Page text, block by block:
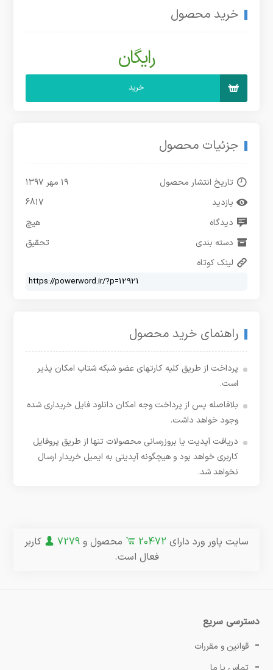
خرید محصول
رایگان
خرید
جزئیات محصول
تاریخ انتشار محصول
۱۹ مهر ۱۳۹۷
بازدید
6817
دیدگاه
هیچ
دسته بندی
تحقیق
لینک کوتاه
راهنمای خرید محصول
پرداخت از طریق کلیه کارتهای عضو شبکه شتاب امکان پذیر
است.
بلافاصله پس از پرداخت وجه امکان دانلود فایل خریداری شده
وجود خواهد داشت.
دریافت آپدیت یا بروزرسانی محصولات تنها از طریق پروفایل
کاربری خواهد بود و هیچگونه آپدیتی به ایمیل خریدار ارسال
نخواهد شد.
سایت پاور ورد دارای 20472 محصول و 7279
کاربر
فعال است.
دسترسی سریع
قوانین و مقررات